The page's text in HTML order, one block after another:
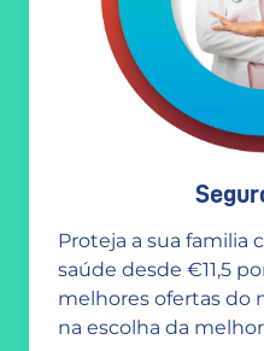
Proteja a sua familia
saúde desde €11,5
melhores ofertas do
na escolha da